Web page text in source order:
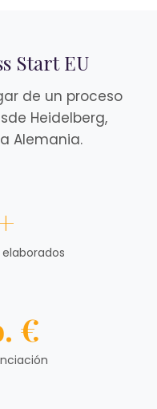
Start EU
de un proceso
Heidelberg,
Alemania.
€